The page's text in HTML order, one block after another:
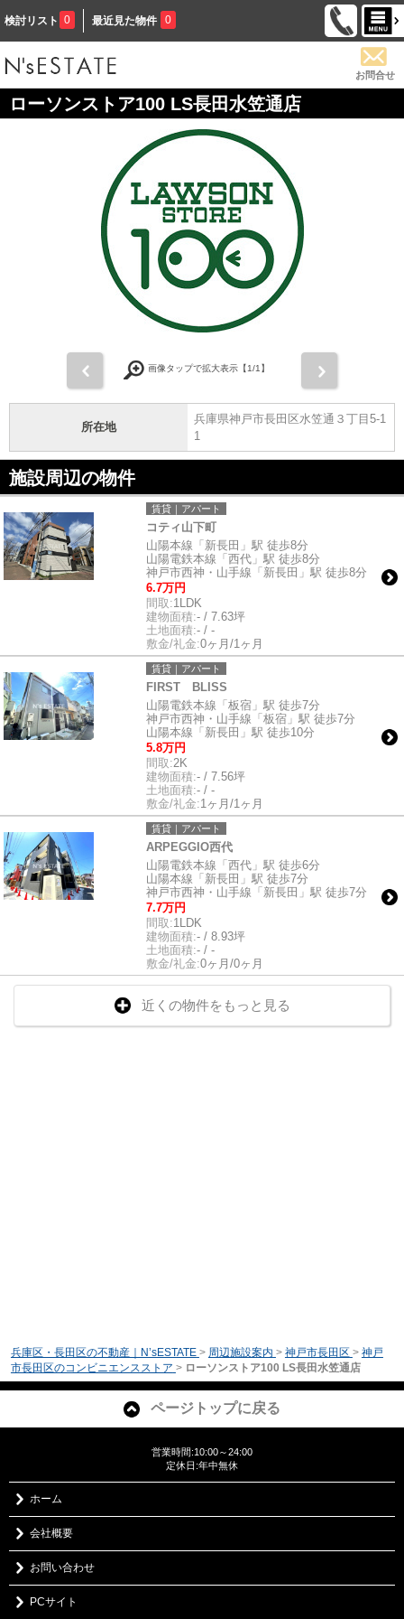
検討リスト 0 最近見た物件 0
お問合せ
ローソンストア100 LS長田水笠通店
画像タップで拡大表示【1/1】
所在地
兵庫県神戸市長田区水笠通３丁目5-1
1
施設周辺の物件
賃貸｜アパート
コティ山下町
山陽本線「新長田」駅 徒歩8分
山陽電鉄本線「西代」駅 徒歩8分
神戸市西神・山手線「新長田」駅 徒歩8分
6.7万円
間取:1LDK
建物面積:- / 7.63坪
土地面積:- / -
敷金/礼金:0ヶ月/1ヶ月
賃貸｜アパート
FIRST BLISS
山陽電鉄本線「板宿」駅 徒歩7分
神戸市西神・山手線「板宿」駅 徒歩7分
山陽本線「新長田」駅 徒歩10分
5.8万円
間取:2K
建物面積:- / 7.56坪
土地面積:- / -
敷金/礼金:1ヶ月/1ヶ月
賃貸｜アパート
ARPEGGIO西代
山陽電鉄本線「西代」駅 徒歩6分
山陽本線「新長田」駅 徒歩7分
神戸市西神・山手線「新長田」駅 徒歩7分
7.7万円
間取:1LDK
建物面積:- / 8.93坪
土地面積:- / -
敷金/礼金:0ヶ月/0ヶ月
近くの物件をもっと見る
兵庫区・長田区の不動産｜N’sESTATE > 周辺施設案内 > 神戸市長田区 > 神戸
市長田区のコンビニエンスストア > ローソンストア100 LS長田水笠通店
ページトップに戻る
営業時間:10:00～24:00
定休日:年中無休
ホーム
会社概要
お問い合わせ
PCサイト